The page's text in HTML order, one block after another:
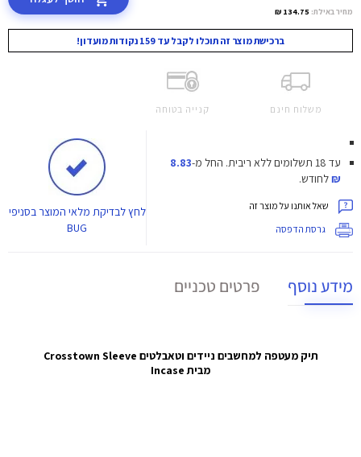
מחיר באילת: 134.75 ₪
ברכישת מוצר זה תוכלו לקבל עד 159 נקודות מועדון!
משלוח חינם קנייה בטוחה
עד 18 תשלומים ללא ריבית. החל מ-8.83
₪לחודש.
שאל אותנו על מוצר זה
גרסת הדפסה
לחץלבדיקת מלאי המוצר בסניפי
BUG
מידע נוסף פרטים טכניים
תיק מעטפה למחשבים ניידים וטאבלטים Crosstown Sleeve
מבית Incase